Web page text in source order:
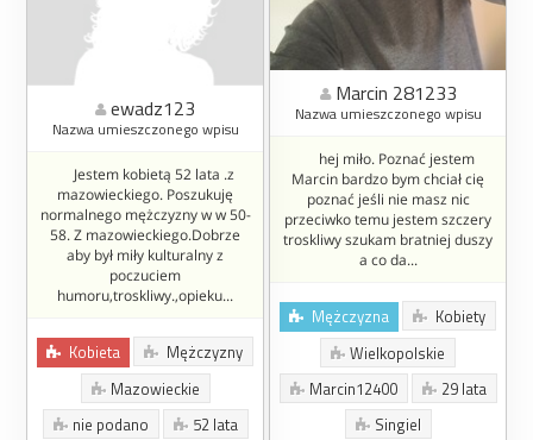
Marcin 281233
Nazwa umieszczonego wpisu
hej miło. Poznać jestem
Marcin bardzo bym chciał cię
poznać jeśli nie masz nic
przeciwko temu jestem szczery
troskliwy szukam bratniej duszy
a co da...
Mężczyzna
Kobiety
Wielkopolskie
Marcin12400
29 lata
Singiel
ewadz123
Nazwa umieszczonego wpisu
Jestem kobietą 52 lata .z
mazowieckiego. Poszukuję
normalnego mężczyzny w w 50-
58. Z mazowieckiego.Dobrze
aby był miły kulturalny z
poczuciem
humoru,troskliwy.,opieku...
Kobieta
Mężczyzny
Mazowieckie
nie podano
52 lata